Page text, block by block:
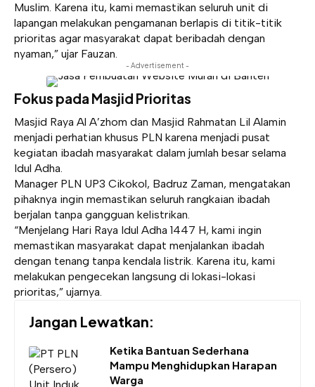
Muslim. Karena itu, kami memastikan seluruh unit di
lapangan melakukan pengamanan berlapis di titik-titik
prioritas agar masyarakat dapat beribadah dengan
nyaman,” ujar Fauzan.
- Advertisement -
Fokus pada Masjid Prioritas
Masjid Raya Al A’zhom dan Masjid Rahmatan Lil Alamin
menjadi perhatian khusus PLN karena menjadi pusat
kegiatan ibadah masyarakat dalam jumlah besar selama
Idul Adha.
Manager PLN UP3 Cikokol, Badruz Zaman, mengatakan
pihaknya ingin memastikan seluruh rangkaian ibadah
berjalan tanpa gangguan kelistrikan.
“Menjelang Hari Raya Idul Adha 1447 H, kami ingin
memastikan masyarakat dapat menjalankan ibadah
dengan tenang tanpa kendala listrik. Karena itu, kami
melakukan pengecekan langsung di lokasi-lokasi
prioritas,” ujarnya.
Jangan Lewatkan:
Ketika Bantuan Sederhana
Mampu Menghidupkan Harapan
Warga